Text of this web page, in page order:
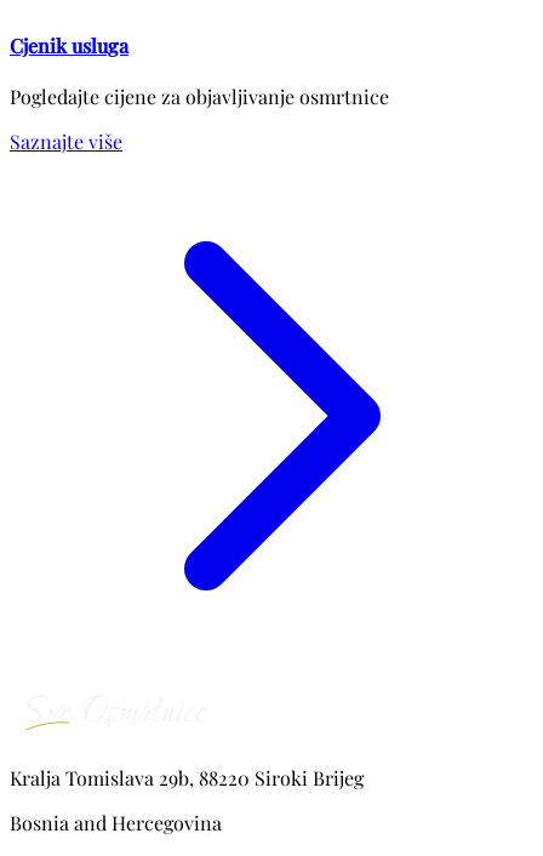
Cjenik usluga
Pogledajte cijene za objavljivanje osmrtnice
Saznajte više
Kralja Tomislava 29b, 88220 Siroki Brijeg
Bosnia and Hercegovina